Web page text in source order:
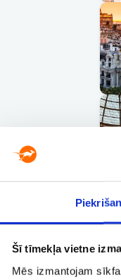
Šī tīmekļa vietne
Mēs izmantojam